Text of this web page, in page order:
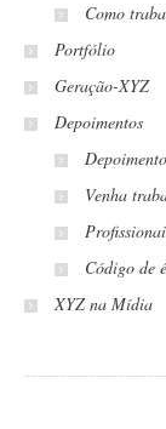
Como
Portfólio
Geração-XYZ
Depoimentos
Venha
Código de
XYZ na Mídia